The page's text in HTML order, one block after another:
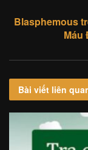
Blasphemous
Máu
Bài viết liên